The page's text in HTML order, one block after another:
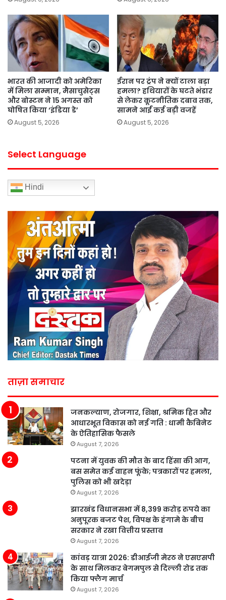
भारत की आजादी को अमेरिका
में मिला सम्मान, मैसाचुसेट्स
और बोस्टन ने 15 अगस्त को
घोषित किया ‘इंडिया डे’
August 5, 2026
ईरान पर ट्रंप ने क्यों टाला बड़ा
हमला? हथियारों के घटते भंडार
से लेकर कूटनीतिक दबाव तक,
सामने आईं कई बड़ी वजहें
August 5, 2026
Select Language
Hindi
ताज़ा समाचार
जनकल्याण, रोजगार, शिक्षा, श्रमिक हित और
आधारभूत विकास को नई गति : धामी कैबिनेट
के ऐतिहासिक फैसले
August 7, 2026
पटना में युवक की मौत के बाद हिंसा की आग,
बस समेत कई वाहन फूंके; पत्रकारों पर हमला,
पुलिस को भी खदेड़ा
August 7, 2026
झारखंड विधानसभा में 8,399 करोड़ रुपये का
अनुपूरक बजट पेश, विपक्ष के हंगामे के बीच
सरकार ने रखा वित्तीय प्रस्ताव
August 7, 2026
कांवड़ यात्रा 2026: डीआईजी मेरठ ने एसएसपी
के साथ मिलकर बेगमपुल से दिल्ली रोड तक
किया फ्लैग मार्च
August 7, 2026